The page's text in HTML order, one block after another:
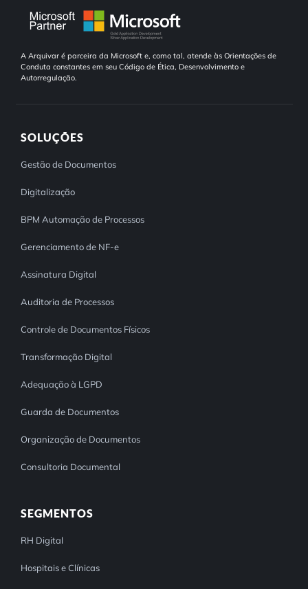
A Arquivar é parceira da Microsoft e, como tal, atende às Orientações de
Conduta constantes em seu Código de Ética, Desenvolvimento e
Autorregulação.
SOLUÇÕES
Gestão de Documentos
Digitalização
BPM Automação de Processos
Gerenciamento de NF-e
Assinatura Digital
Auditoria de Processos
Controle de Documentos Físicos
Transformação Digital
Adequação à LGPD
Guarda de Documentos
Organização de Documentos
Consultoria Documental
SEGMENTOS
RH Digital
Hospitais e Clínicas